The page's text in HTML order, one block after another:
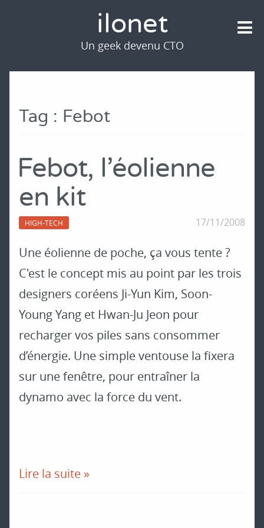
Tag : Febot
Febot, l'éolienne
en kit
HIGH-TECH 17/11/2008
Une éolienne de poche, ça vous tente ?
C'est le concept mis au point par les trois
designers coréens Ji-Yun Kim, Soon-
Young Yang et Hwan-Ju Jeon pour
recharger vos piles sans consommer
d’énergie. Une simple ventouse la fixera
sur une fenêtre, pour entraîner la
dynamo avec la force du vent.
Lire la suite »
ilonet
Un geek devenu CTO